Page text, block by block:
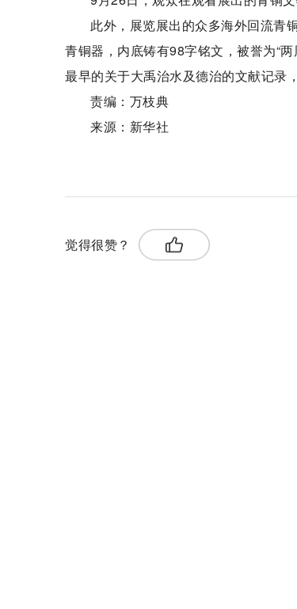
此外，展览展出的众多海外回流青
青铜器，内底铸有98字铭文，被誉为“
最早的关于大禹治水及德治的文献记录
责编：万枝典
来源：新华社
觉得很赞？